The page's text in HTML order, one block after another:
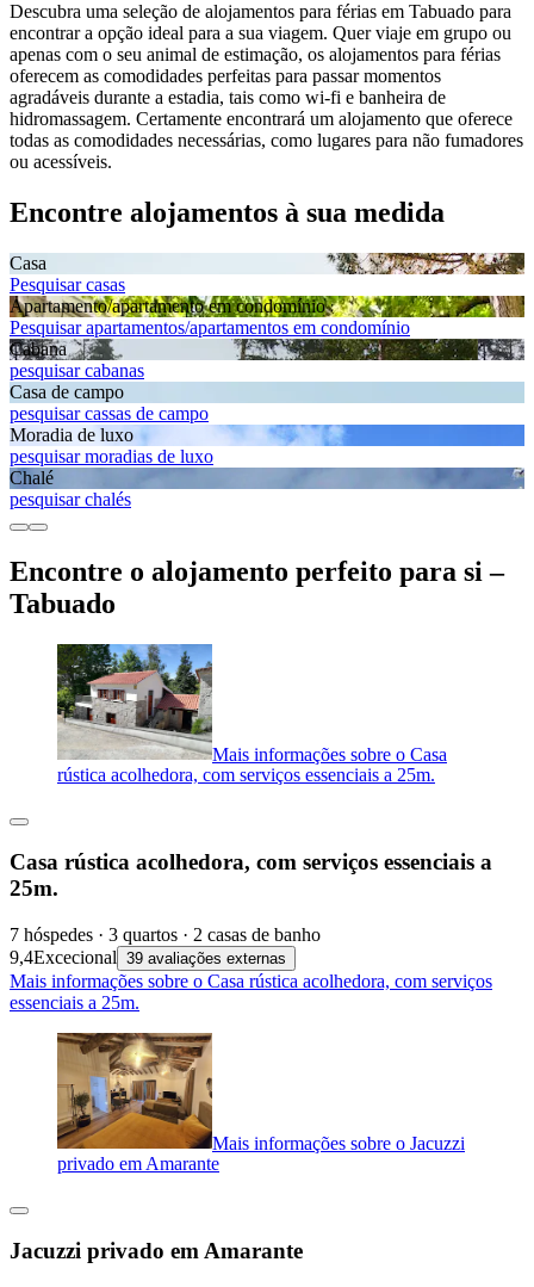
Descubra uma seleção de alojamentos para férias em Tabuado para
encontrar a opção ideal para a sua viagem. Quer viaje em grupo ou
apenas com o seu animal de estimação, os alojamentos para férias
oferecem as comodidades perfeitas para passar momentos
agradáveis durante a estadia, tais como wi-fi e banheira de
hidromassagem. Certamente encontrará um alojamento que oferece
todas as comodidades necessárias, como lugares para não fumadores
ou acessíveis.
Encontre alojamentos à sua medida
Casa
Pesquisar casas
Apartamento/apartamento em condomínio
Pesquisar apartamentos/apartamentos em condomínio
Cabana
pesquisar cabanas
Casa de campo
pesquisar cassas de campo
Moradia de luxo
pesquisar moradias de luxo
Chalé
pesquisar chalés
Encontre o alojamento perfeito para si –
Tabuado
Mais informações sobre o Casa
rústica acolhedora, com serviços essenciais a 25m.
Casa rústica acolhedora, com serviços essenciais a
25m.
7 hóspedes · 3 quartos · 2 casas de banho
9,4Excecional 39 avaliações externas
Mais informações sobre o Casa rústica acolhedora, com serviços
essenciais a 25m.
Mais informações sobre o Jacuzzi
privado em Amarante
Jacuzzi privado em Amarante